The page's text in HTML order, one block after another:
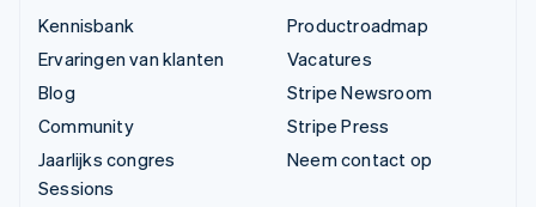
Kennisbank
Ervaringen van klanten
Blog
Community
Jaarlijks congres
Sessions
Productroadmap
Vacatures
Stripe Newsroom
Stripe Press
Neem contact op